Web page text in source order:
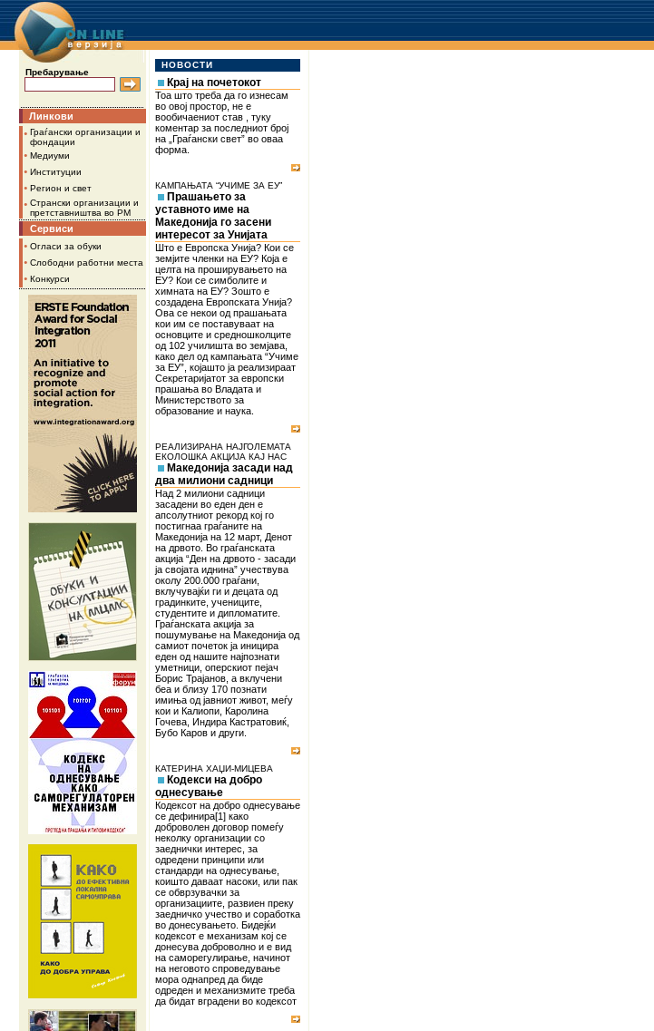
Пребарување
Линкови
• Граѓански организации и
фондации
• Медиуми
• Институции
• Регион и свет
• Странски организации и
претставништва во РМ
Сервиси
• Огласи за обуки
• Слободни работни места
• Конкурси
НОВОСТИ
Крај на почетокот
Тоа што треба да го изнесам
во овој простор, не е
вообичаениот став , туку
коментар за последниот број
на „Граѓански свет” во оваа
форма.
КАМПАЊАТА “УЧИМЕ ЗА ЕУ”
Прашањето за
уставното име на
Македонија го засени
интересот за Унијата
Што е Европска Унија? Кои се
земјите членки на ЕУ? Која е
целта на проширувањето на
ЕУ? Кои се симболите и
химната на ЕУ? Зошто е
создадена Европската Унија?
Ова се некои од прашањата
кои им се поставуваат на
основците и средношколците
од 102 училишта во земјава,
како дел од кампањата “Учиме
за ЕУ”, којашто ја реализираат
Секретаријатот за европски
прашања во Владата и
Министерството за
образование и наука.
РЕАЛИЗИРАНА НАЈГОЛЕМАТА
ЕКОЛОШКА АКЦИЈА КАЈ НАС
Македонија засади над
два милиони садници
Над 2 милиони садници
засадени во еден ден е
апсолутниот рекорд кој го
постигнаа граѓаните на
Македонија на 12 март, Денот
на дрвото. Во граѓанската
акција “Ден на дрвото - засади
ја својата иднина” учествува
околу 200.000 граѓани,
вклучувајќи ги и децата од
градинките, учениците,
студентите и дипломатите.
Граѓанската акција за
пошумување на Македонија од
самиот почеток ја иницира
еден од нашите најпознати
уметници, оперскиот пејач
Борис Трајанов, а вклучени
беа и близу 170 познати
имиња од јавниот живот, меѓу
кои и Калиопи, Каролина
Гочева, Индира Кастратовиќ,
Бубо Каров и други.
КАТЕРИНА ХАЏИ-МИЦЕВА
Кодекси на добро
однесување
Кодексот на добро однесување
се дефинира[1] како
доброволен договор помеѓу
неколку организации со
заеднички интерес, за
одредени принципи или
стандарди на однесување,
коишто даваат насоки, или пак
се обврзувачки за
организациите, развиен преку
заедничко учество и соработка
во донесувањето. Бидејќи
кодексот е механизам кој се
донесува доброволно и е вид
на саморегулирање, начинот
на неговото спроведување
мора однапред да биде
одреден и механизмите треба
да бидат вградени во кодексот